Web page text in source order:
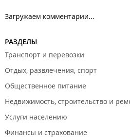
горнодобывающих,
предприятий, компаний,
шипчандлерские и
услуги.
Загружаем комментарии...
РАЗДЕЛЫ
Транспорт и перевозки
Отдых, развлечения, спорт
Общественное питание
Недвижимость, строительство и
Услуги населению
Финансы и страхование